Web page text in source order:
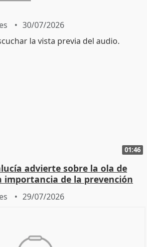
30/07/2026
01:46
advierte sobre la ola de
importancia de la prevención
29/07/2026